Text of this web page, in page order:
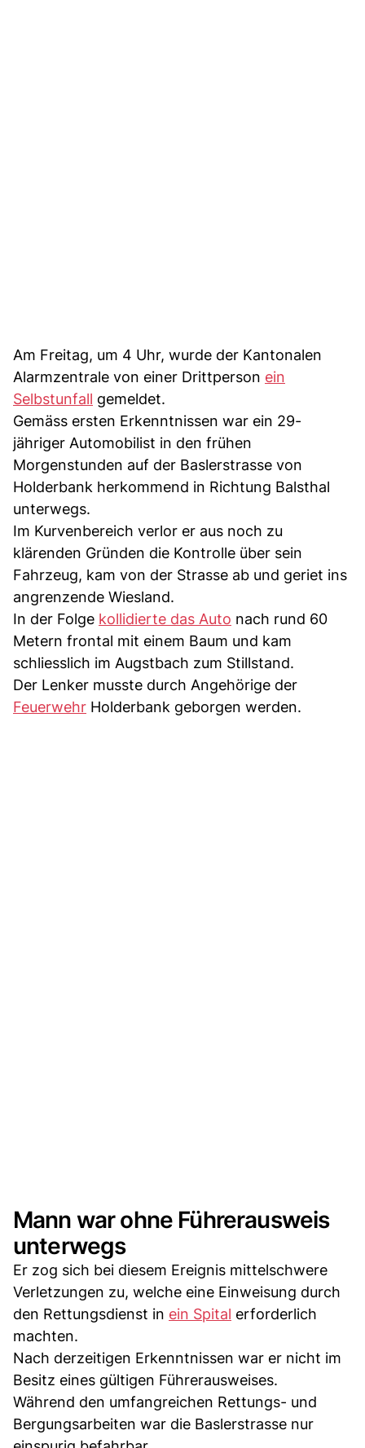
Am Freitag, um 4 Uhr, wurde der Kantonalen
Alarmzentrale von einer Drittperson ein
Selbstunfall gemeldet.
Gemäss ersten Erkenntnissen war ein 29-
jähriger Automobilist in den frühen
Morgenstunden auf der Baslerstrasse von
Holderbank herkommend in Richtung Balsthal
unterwegs.
Im Kurvenbereich verlor er aus noch zu
klärenden Gründen die Kontrolle über sein
Fahrzeug, kam von der Strasse ab und geriet ins
angrenzende Wiesland.
In der Folge kollidierte das Auto nach rund 60
Metern frontal mit einem Baum und kam
schliesslich im Augstbach zum Stillstand.
Der Lenker musste durch Angehörige der
Feuerwehr Holderbank geborgen werden.
Mann war ohne Führerausweis
unterwegs
Er zog sich bei diesem Ereignis mittelschwere
Verletzungen zu, welche eine Einweisung durch
den Rettungsdienst in ein Spital erforderlich
machten.
Nach derzeitigen Erkenntnissen war er nicht im
Besitz eines gültigen Führerausweises.
Während den umfangreichen Rettungs- und
Bergungsarbeiten war die Baslerstrasse nur